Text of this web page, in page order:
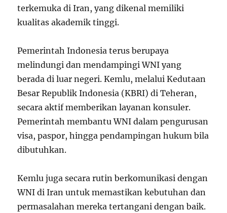
terkemuka di Iran, yang dikenal memiliki
kualitas akademik tinggi.
Pemerintah Indonesia terus berupaya
melindungi dan mendampingi WNI yang
berada di luar negeri. Kemlu, melalui Kedutaan
Besar Republik Indonesia (KBRI) di Teheran,
secara aktif memberikan layanan konsuler.
Pemerintah membantu WNI dalam pengurusan
visa, paspor, hingga pendampingan hukum bila
dibutuhkan.
Kemlu juga secara rutin berkomunikasi dengan
WNI di Iran untuk memastikan kebutuhan dan
permasalahan mereka tertangani dengan baik.